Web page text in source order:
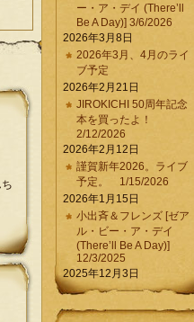
ー・ア・デイ (There’ll
Be A Day)] 3/6/2026
2026年3月8日
2026年3月、4月のライ
ブ予定
2026年2月21日
JIROKICHI 50周年記念
本を買ったよ！
2/12/2026
2026年2月12日
謹賀新年2026。ライブ
予定。 1/15/2026
2026年1月15日
小出斉＆フレンズ [ゼア
ル・ビー・ア・デイ
(There’ll Be A Day)]
12/3/2025
2025年12月3日